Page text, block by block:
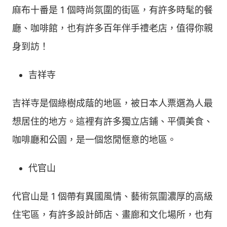
麻布十番是 1 個時尚氛圍的街區，有許多時髦的餐
廳、咖啡館，也有許多百年伴手禮老店，值得你親
身到訪！
吉祥寺
吉祥寺是個綠樹成蔭的地區，被日本人票選為人最
想居住的地方。這裡有許多獨立店鋪、平價美食、
咖啡廳和公園，是一個悠閒愜意的地區。
代官山
代官山是 1 個帶有異國風情、藝術氛圍濃厚的高級
住宅區，有許多設計師店、畫廊和文化場所，也有